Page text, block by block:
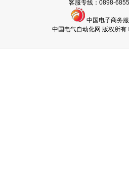
客服专线：0898-
中国电子商务
中国电气自动化网 版权所